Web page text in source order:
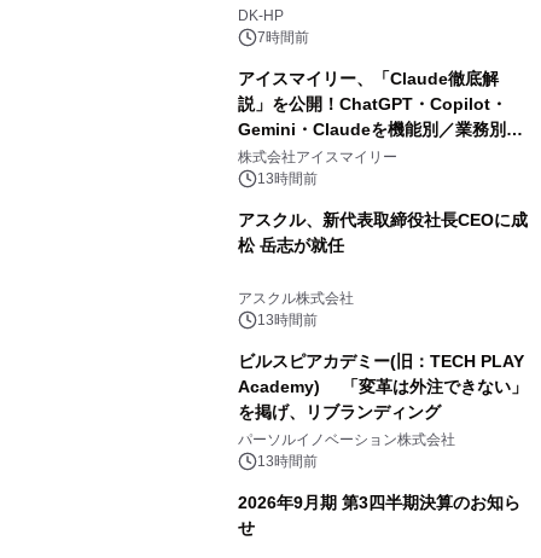
DK-HP
7時間前
アイスマイリー、「Claude徹底解
説」を公開！ChatGPT・Copilot・
Gemini・Claudeを機能別／業務別に
比較―自社に合う生成AIの選び方がわ
かる実践ガイド
株式会社アイスマイリー
13時間前
アスクル、新代表取締役社長CEOに成
松 岳志が就任
アスクル株式会社
13時間前
ビルスピアカデミー(旧：TECH PLAY
Academy) 「変革は外注できない」
を掲げ、リブランディング
パーソルイノベーション株式会社
13時間前
2026年9月期 第3四半期決算のお知ら
せ